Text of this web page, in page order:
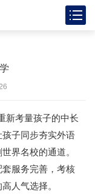
新考量孩子的中长
子同步夯实外语
界名校的通道。
服务完善，考核
人气选择。